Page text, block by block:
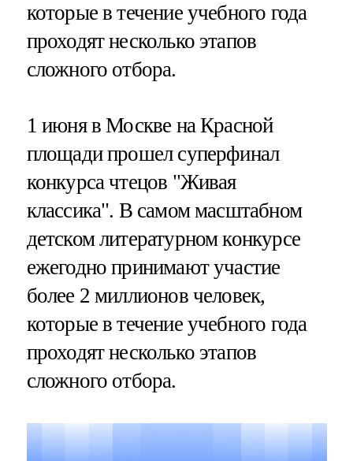
которые в течение учебного года
проходят несколько этапов
сложного отбора.
1 июня в Москве на Красной
площади прошел суперфинал
конкурса чтецов "Живая
классика". В самом масштабном
детском литературном конкурсе
ежегодно принимают участие
более 2 миллионов человек,
которые в течение учебного года
проходят несколько этапов
сложного отбора.